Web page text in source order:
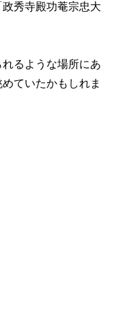
秀寺殿功菴宗忠大
るような場所にあ
ていたかもしれま